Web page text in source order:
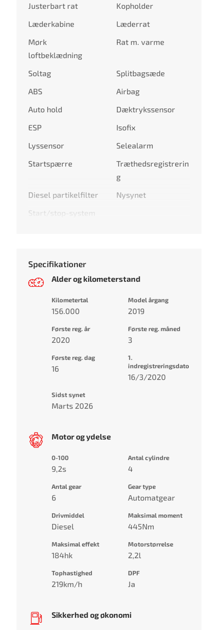
Justerbart rat
Kopholder
Læderkabine
Læderrat
Mørk
loftbeklædning
Rat m. varme
Soltag
Splitbagsæde
ABS
Airbag
Auto hold
Dæktrykssensor
ESP
Isofix
Lyssensor
Selealarm
Startspærre
Træthedsregistrerin
g
Diesel partikelfilter
Nysynet
Start/stop-system
Specifikationer
Alder og kilometerstand
Kilometertal
156.000
Model årgang
2019
Første reg. år
2020
Første reg. måned
3
Første reg. dag
16
1.
indregistreringsdato
16/3/2020
Sidst synet
Marts 2026
Motor og ydelse
0-100
9,2s
Antal cylindre
4
Antal gear
6
Gear type
Automatgear
Drivmiddel
Diesel
Maksimal moment
445Nm
Maksimal effekt
184hk
Motorstørrelse
2,2l
Tophastighed
219km/h
DPF
Ja
Sikkerhed og økonomi